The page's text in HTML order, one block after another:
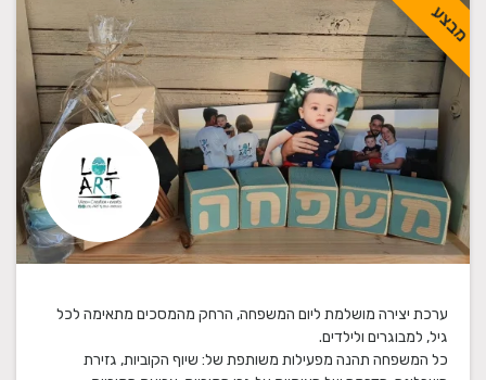
מבצע
ערכת יצירה מושלמת ליום המשפחה, הרחק מהמסכים מתאימה לכל
כל המשפחה תהנה מפעילות משותפת של: שיוף הקוביות, גזירת